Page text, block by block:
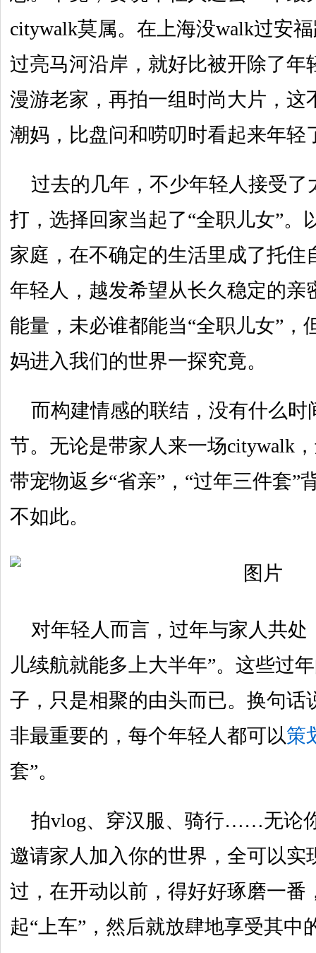
citywalk莫属。在上海没walk过安
过亮马河沿岸，就好比被开除了年
漫游老家，再拍一组时尚大片，这
潮妈，比盘问和唠叨时看起来年轻
过去的几年，不少年轻人接受了
打，选择回家当起了“全职儿女”。
家庭，在不确定的生活里成了托住
年轻人，越发希望从长久稳定的亲
能量，未必谁都能当“全职儿女”，
妈进入我们的世界一探究竟。
而构建情感的联结，没有什么时
节。无论是带家人来一场citywalk
带宠物返乡“省亲”，“过年三件套”
不如此。
对年轻人而言，过年与家人共处
儿续航就能多上大半年”。这些过
子，只是相聚的由头而已。换句话
非最重要的，每个年轻人都可以策
套”。
拍vlog、穿汉服、骑行……无论
邀请家人加入你的世界，全可以实
过，在开动以前，得好好琢磨一番
起“上车”，然后就放肆地享受其中